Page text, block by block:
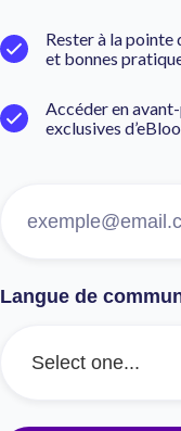
Rester à la pointe
et bonnes
Accéder en
exclusives
Langue de